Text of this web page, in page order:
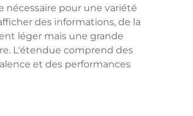
nécessaire pour une variété
des informations, de la
léger mais une grande
L'étendue comprend des
et des performances